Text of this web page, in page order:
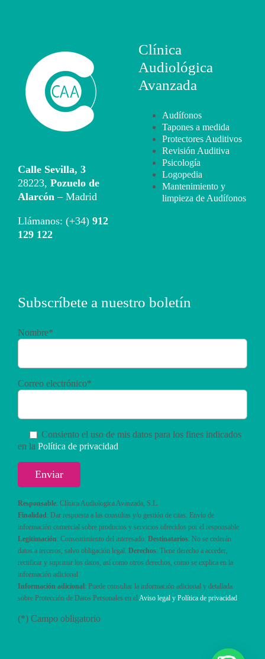
Calle Sevilla, 3
28223, Pozuelo de
Alarcón – Madrid
Llámanos: (+34) 912
129 122
Clínica
Audiológica
Avanzada
Audífonos
Tapones a medida
Protectores Auditivos
Revisión Auditiva
Psicología
Logopedia
Mantenimiento y
limpieza de Audífonos
Subscríbete a nuestro boletín
Nombre*
Correo electrónico*
Consiento el uso de mis datos para los fines indicados
en la Política de privacidad
Responsable: Clínica Audiologica Avanzada, S.L.
Finalidad : Dar respuesta a las consultas y/o gestión de citas. Envío de
información comercial sobre productos y servicios ofrecidos por el responsable.
Legitimación: Consentimiento del interesado. Destinatarios: No se cederán
datos a terceros, salvo obligación legal. Derechos: Tiene derecho a acceder,
rectificar y suprimir los datos, así como otros derechos, como se explica en la
información adicional
Información adicional : Puede consultar la información adicional y detallada
sobre Protección de Datos Personales en elAviso legal y Política de privacidad
(*) Campo obligatorio